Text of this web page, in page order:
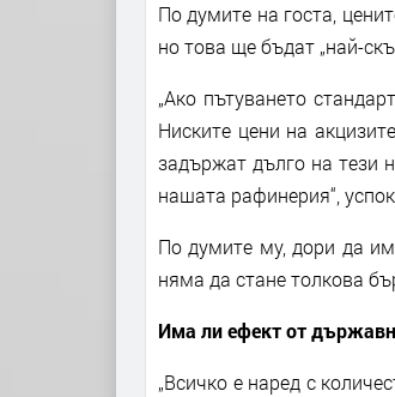
По думите на госта,
но това ще бъдат „най-
„Ако пътуването
Ниските цени на
задържат дълго на тези
нашата рафинерия“,
По думите му, дори да
няма да стане толкова
Има ли ефект от
„Всичко е наред с